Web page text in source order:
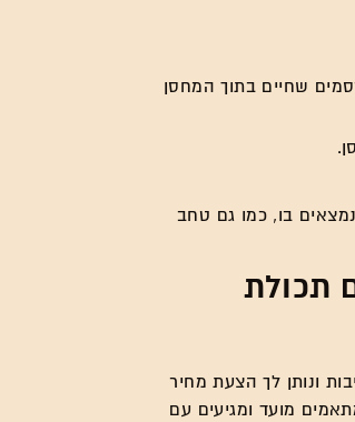
שחיים בתוך המחסן
בו, כמו גם טחב
תכולת
ונותן לך הצעת מחיר
מועד ומגיעים עם